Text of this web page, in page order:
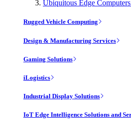
Ubiquitous Edge
Rugged Vehicle Computing
Design & Manufacturing Services
Gaming Solutions
iLogistics
Industrial Display Solutions
IoT Edge Intelligence Solutions and